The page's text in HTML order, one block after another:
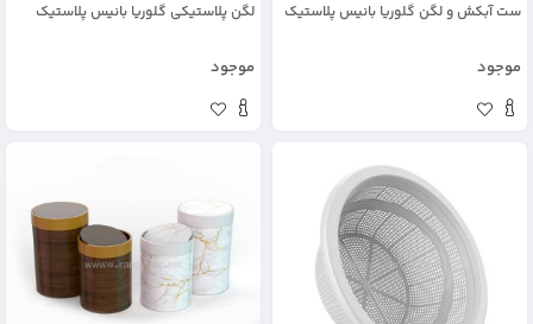
ست آبکش و لگن گلوریا بانیس پلاستیک
موجود
لگن پلاستیکی گلوریا بانیس پلاستیک
موجود